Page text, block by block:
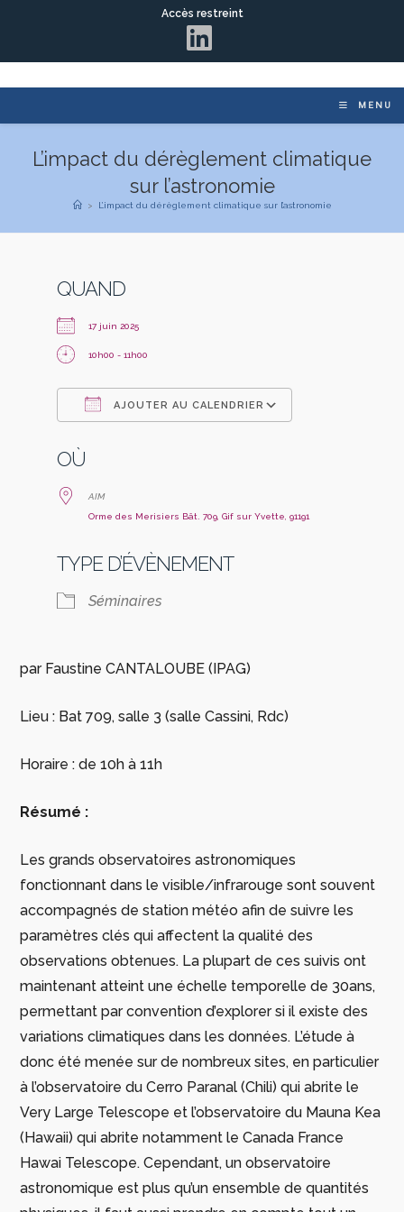
Accès restreint
MENU
L’impact du dérèglement climatique
sur l’astronomie
> L’impact du dérèglement climatique sur l’astronomie
QUAND
17 juin 2025
10h00 - 11h00
AJOUTER AU CALENDRIER
OÙ
AIM
Orme des Merisiers Bât. 709, Gif sur Yvette, 91191
TYPE D’ÉVÈNEMENT
Séminaires
par Faustine CANTALOUBE (IPAG)
Lieu : Bat 709, salle 3 (salle Cassini, Rdc)
Horaire : de 10h à 11h
Résumé :
Les grands observatoires astronomiques
fonctionnant dans le visible/infrarouge sont souvent
accompagnés de station météo afin de suivre les
paramètres clés qui affectent la qualité des
observations obtenues. La plupart de ces suivis ont
maintenant atteint une échelle temporelle de 30ans,
permettant par convention d’explorer si il existe des
variations climatiques dans les données. L’étude à
donc été menée sur de nombreux sites, en particulier
à l’observatoire du Cerro Paranal (Chili) qui abrite le
Very Large Telescope et l’observatoire du Mauna Kea
(Hawaii) qui abrite notamment le Canada France
Hawai Telescope. Cependant, un observatoire
astronomique est plus qu’un ensemble de quantités